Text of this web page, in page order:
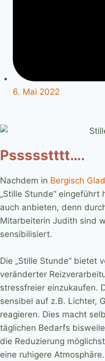
6. Mai 2022
Pssssstttt….
Nachdem in Bergisch
„Stille Stunde“
auch anbieten, denn
Mitarbeiterin Judith sind
sensibilisiert.
Die „Stille Stunde“ bietet
veränderter
stressfreier einzukaufen.
sensibel auf z.B. Lichter,
reagieren. Dies macht
täglichen Bedarfs
die Reduzierung
eine ruhigere Atmosphäre.